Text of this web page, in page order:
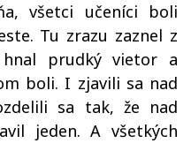
všetci učeníci boli
Tu zrazu zaznel z
prudký vietor a
boli. I zjavili sa nad
sa tak, že nad
jeden. A všetkých